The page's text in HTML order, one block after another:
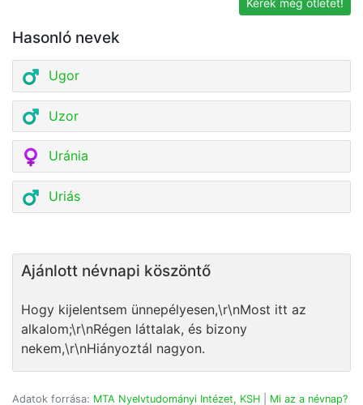
Kérek még ötletet!
Hasonló nevek
Ugor
Uzor
Uránia
Uriás
Ajánlott névnapi köszöntő
Hogy kijelentsem ünnepélyesen,\r\nMost itt az
alkalom;\r\nRégen láttalak, és bizony
nekem,\r\nHiányoztál nagyon.
Adatok forrása: MTA Nyelvtudományi Intézet, KSH Mi az a névnap?